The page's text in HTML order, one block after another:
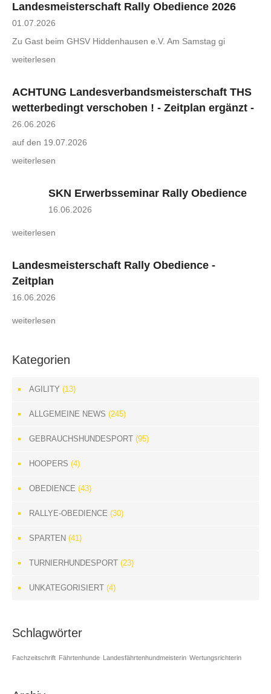
Landesmeisterschaft Rally Obedience 2026
01.07.2026
Zu Gast beim GHSV Hiddenhausen e.V. Am Samstag gi
weiterlesen
ACHTUNG Landesverbandsmeisterschaft THS
wetterbedingt verschoben ! - Zeitplan ergänzt -
26.06.2026
auf den 19.07.2026
weiterlesen
SKN Erwerbsseminar Rally Obedience
16.06.2026
weiterlesen
Landesmeisterschaft Rally Obedience -
Zeitplan
16.06.2026
weiterlesen
Kategorien
AGILITY (13)
ALLGEMEINE NEWS (245)
GEBRAUCHSHUNDESPORT (95)
HOOPERS (4)
OBEDIENCE (43)
RALLYE-OBEDIENCE (30)
SPARTEN (41)
TURNIERHUNDESPORT (23)
UNKATEGORISIERT (4)
Schlagwörter
Fachzeitschrift Fährtenhunde Landesfährtenhundmeisterin Wertungsrichterin